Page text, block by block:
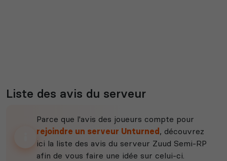
Liste des avis du serveur
Parce que l'avis des joueurs compte pour
rejoindre un serveur Unturned, découvrez
ici la liste des avis du serveur Zuud Semi-RP
afin de vous faire une idée sur celui-ci.